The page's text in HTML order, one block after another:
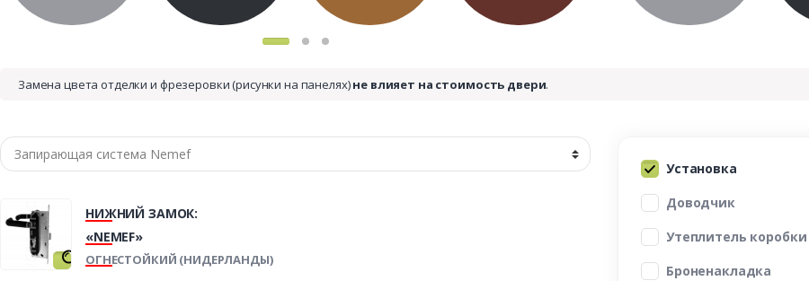
Замена цвета отделки и фрезеровки (рисунки на панелях)не влияет на стоимость двери.
НИЖНИЙ ЗАМОК:
«NEMEF»
ОГНЕСТОЙКИЙ (НИДЕРЛАНДЫ)
Установка
Доводчик
Утеплитель коробки
Броненакладка